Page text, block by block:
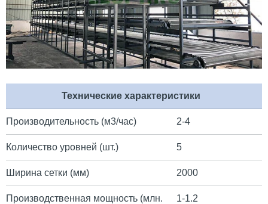
Технические характеристики
Производительность (м3/час) 2-4
Количество уровней (шт.) 5
Ширина сетки (мм) 2000
Производственная мощность (млн.
1-1.2